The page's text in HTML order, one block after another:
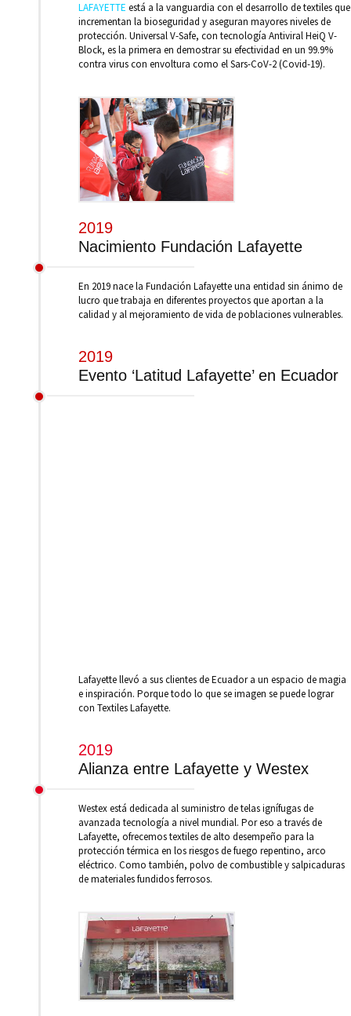
LAFAYETTE está a la vanguardia con el desarrollo de textiles que
incrementan la bioseguridad y aseguran mayores niveles de
protección. Universal V-Safe, con tecnología Antiviral HeiQ V-
Block, es la primera en demostrar su efectividad en un 99.9%
contra virus con envoltura como el Sars-CoV-2 (Covid-19).
2019
Nacimiento Fundación Lafayette
En 2019 nace la Fundación Lafayette una entidad sin ánimo de
lucro que trabaja en diferentes proyectos que aportan a la
calidad y al mejoramiento de vida de poblaciones vulnerables.
2019
Evento ‘Latitud Lafayette’ en Ecuador
Lafayette llevó a sus clientes de Ecuador a un espacio de magia
e inspiración. Porque todo lo que se imagen se puede lograr
con Textiles Lafayette.
2019
Alianza entre Lafayette y Westex
Westex está dedicada al suministro de telas ignífugas de
avanzada tecnología a nivel mundial. Por eso a través de
Lafayette, ofrecemos textiles de alto desempeño para la
protección térmica en los riesgos de fuego repentino, arco
eléctrico. Como también, polvo de combustible y salpicaduras
de materiales fundidos ferrosos.